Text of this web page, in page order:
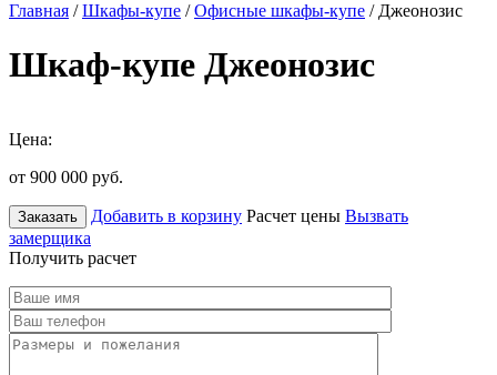
Главная /Шкафы-купе /Офисные шкафы-купе / Джеонозис
Шкаф-купе Джеонозис
Цена:
от 900 000 руб.
Заказать Добавить в корзину Расчет цены Вызвать
замерщика
Получить расчет